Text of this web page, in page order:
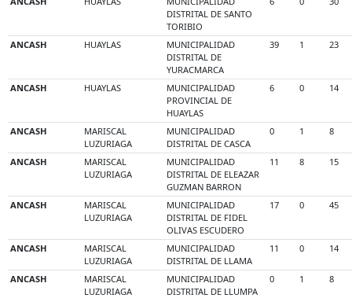
DISTRITAL DE SANTO
TORIBIO
ANCASH HUAYLAS
MUNICIPALIDAD
DISTRITAL DE
YURACMARCA
39 1 23
ANCASH HUAYLAS
MUNICIPALIDAD
PROVINCIAL DE
HUAYLAS
6 0 14
ANCASH
MARISCAL
LUZURIAGA
MUNICIPALIDAD
DISTRITAL DE CASCA
0 1 8
ANCASH
MARISCAL
LUZURIAGA
MUNICIPALIDAD
DISTRITAL DE ELEAZAR
GUZMAN BARRON
11 8 15
ANCASH
MARISCAL
LUZURIAGA
MUNICIPALIDAD
DISTRITAL DE FIDEL
OLIVAS ESCUDERO
17 0 45
ANCASH
MARISCAL
LUZURIAGA
MUNICIPALIDAD
DISTRITAL DE LLAMA
11 0 14
ANCASH
MARISCAL
LUZURIAGA
MUNICIPALIDAD
DISTRITAL DE LLUMPA
0 1 8